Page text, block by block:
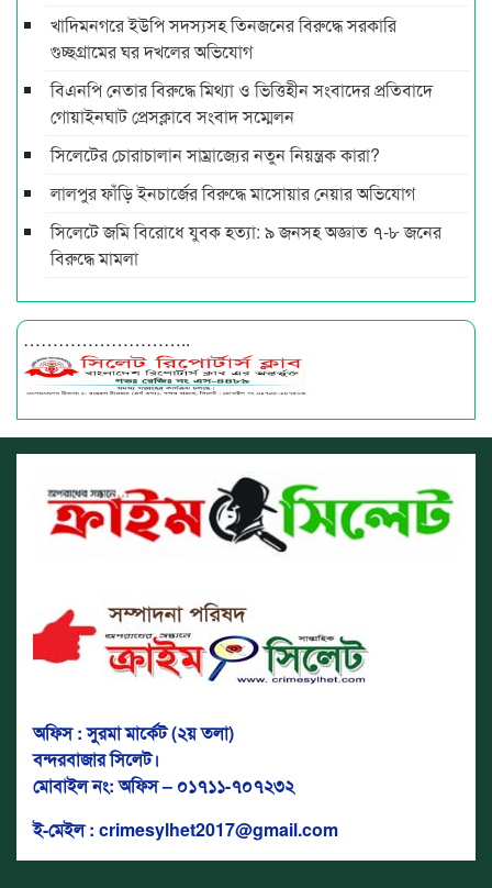
খাদিমনগরে ইউপি সদস্যসহ তিনজনের বিরুদ্ধে সরকারি
গুচ্ছগ্রামের ঘর দখলের অভিযোগ
বিএনপি নেতার বিরুদ্ধে মিথ্যা ও ভিত্তিহীন সংবাদের প্রতিবাদে
গোয়াইনঘাট প্রেসক্লাবে সংবাদ সম্মেলন
সিলেটের চোরাচালান সাম্রাজ্যের নতুন নিয়ন্ত্রক কারা?
লালপুর ফাঁড়ি ইনচার্জের বিরুদ্ধে মাসোয়ার নেয়ার অভিযোগ
সিলেটে জমি বিরোধে যুবক হত্যা: ৯ জনসহ অজ্ঞাত ৭-৮ জনের
বিরুদ্ধে মামলা
………………………..
অফিস : সুরমা মার্কেট (২য় তলা)
বন্দরবাজার সিলেট।
মোবাইল নং: অফিস – ০১৭১১-৭০৭২৩২
ই-মেইল : crimesylhet2017@gmail.com